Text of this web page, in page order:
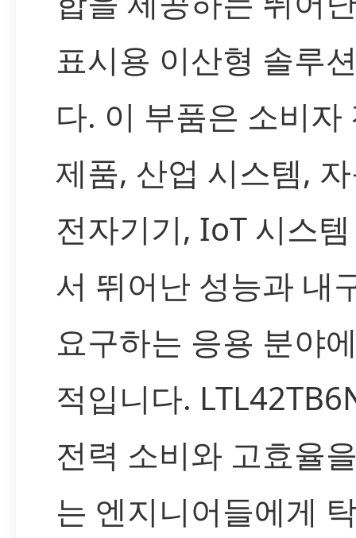
표시용 이산형 솔루
다. 이 부품은 소비자
제품, 산업 시스템,
전자기기, IoT 시스
서 뛰어난 성능과 내
요구하는 응용 분야
적입니다.
전력 소비와 고효율
는 엔지니어들에게